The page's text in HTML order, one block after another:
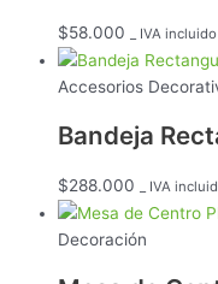
$58.000 _ IVA incluido
Accesorios
Bandeja
$288.000 _ IVA
Decoración